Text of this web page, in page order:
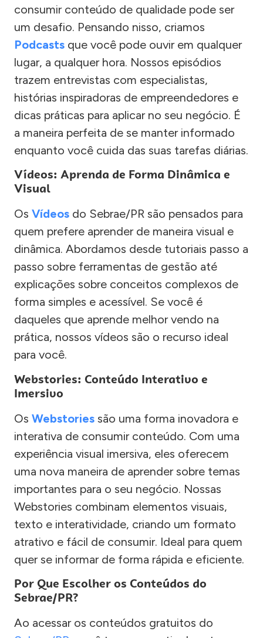
consumir conteúdo de qualidade pode ser
um desafio. Pensando nisso, criamos
Podcasts que você pode ouvir em qualquer
lugar, a qualquer hora. Nossos episódios
trazem entrevistas com especialistas,
histórias inspiradoras de empreendedores e
dicas práticas para aplicar no seu negócio. É
a maneira perfeita de se manter informado
enquanto você cuida das suas tarefas diárias.
Vídeos: Aprenda de Forma Dinâmica e
Visual
Os Vídeos do Sebrae/PR são pensados para
quem prefere aprender de maneira visual e
dinâmica. Abordamos desde tutoriais passo a
passo sobre ferramentas de gestão até
explicações sobre conceitos complexos de
forma simples e acessível. Se você é
daqueles que aprende melhor vendo na
prática, nossos vídeos são o recurso ideal
para você.
Webstories: Conteúdo Interativo e
Imersivo
Os Webstories são uma forma inovadora e
interativa de consumir conteúdo. Com uma
experiência visual imersiva, eles oferecem
uma nova maneira de aprender sobre temas
importantes para o seu negócio. Nossas
Webstories combinam elementos visuais,
texto e interatividade, criando um formato
atrativo e fácil de consumir. Ideal para quem
quer se informar de forma rápida e eficiente.
Por Que Escolher os Conteúdos do
Sebrae/PR?
Ao acessar os conteúdos gratuitos do